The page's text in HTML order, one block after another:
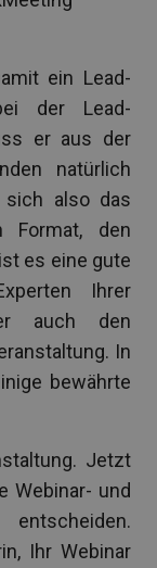
ein Lead-
der Lead-
er aus der
natürlich
sich also das
Format, den
es eine gute
Ihrer
auch den
In
bewährte
Jetzt
Webinar- und
entscheiden.
Ihr Webinar